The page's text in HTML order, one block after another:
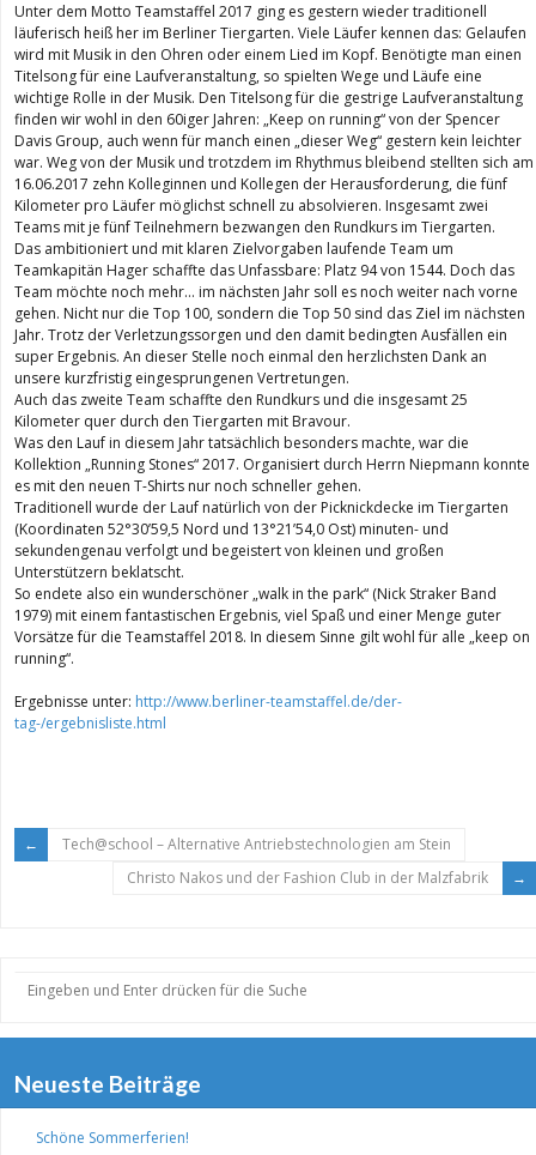
Unter dem Motto Teamstaffel 2017 ging es gestern wieder traditionell
läuferisch heiß her im Berliner Tiergarten. Viele Läufer kennen das: Gelaufen
wird mit Musik in den Ohren oder einem Lied im Kopf. Benötigte man einen
Titelsong für eine Laufveranstaltung, so spielten Wege und Läufe eine
wichtige Rolle in der Musik. Den Titelsong für die gestrige Laufveranstaltung
finden wir wohl in den 60iger Jahren: „Keep on running“ von der Spencer
Davis Group, auch wenn für manch einen „dieser Weg“ gestern kein leichter
war. Weg von der Musik und trotzdem im Rhythmus bleibend stellten sich am
16.06.2017 zehn Kolleginnen und Kollegen der Herausforderung, die fünf
Kilometer pro Läufer möglichst schnell zu absolvieren. Insgesamt zwei
Teams mit je fünf Teilnehmern bezwangen den Rundkurs im Tiergarten.
Das ambitioniert und mit klaren Zielvorgaben laufende Team um
Teamkapitän Hager schaffte das Unfassbare: Platz 94 von 1544. Doch das
Team möchte noch mehr… im nächsten Jahr soll es noch weiter nach vorne
gehen. Nicht nur die Top 100, sondern die Top 50 sind das Ziel im nächsten
Jahr. Trotz der Verletzungssorgen und den damit bedingten Ausfällen ein
super Ergebnis. An dieser Stelle noch einmal den herzlichsten Dank an
unsere kurzfristig eingesprungenen Vertretungen.
Auch das zweite Team schaffte den Rundkurs und die insgesamt 25
Kilometer quer durch den Tiergarten mit Bravour.
Was den Lauf in diesem Jahr tatsächlich besonders machte, war die
Kollektion „Running Stones“ 2017. Organisiert durch Herrn Niepmann konnte
es mit den neuen T-Shirts nur noch schneller gehen.
Traditionell wurde der Lauf natürlich von der Picknickdecke im Tiergarten
(Koordinaten 52°30’59,5 Nord und 13°21’54,0 Ost) minuten- und
sekundengenau verfolgt und begeistert von kleinen und großen
Unterstützern beklatscht.
So endete also ein wunderschöner „walk in the park“ (Nick Straker Band
1979) mit einem fantastischen Ergebnis, viel Spaß und einer Menge guter
Vorsätze für die Teamstaffel 2018. In diesem Sinne gilt wohl für alle „keep on
running“.
Ergebnisse unter: http://www.berliner-teamstaffel.de/der-
tag-/ergebnisliste.html
Tech@school – Alternative Antriebstechnologien am Stein
Christo Nakos und der Fashion Club in der Malzfabrik
Neueste Beiträge
Schöne Sommerferien!